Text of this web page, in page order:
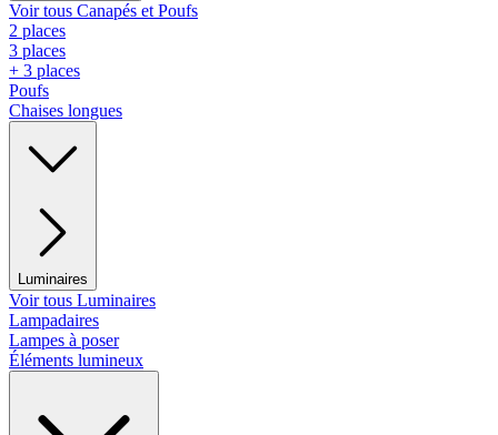
Voir tous Canapés et Poufs
2 places
3 places
+ 3 places
Poufs
Chaises longues
Luminaires
Voir tous Luminaires
Lampadaires
Lampes à poser
Éléments lumineux